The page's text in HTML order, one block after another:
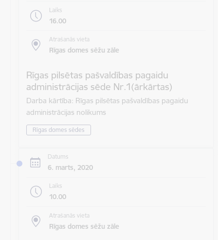
Laiks
16.00
Atrašanās vieta
Rīgas domes sēžu zāle
Rīgas pilsētas pašvaldības pagaidu
administrācijas sēde Nr.1(ārkārtas)
Darba kārtība: Rīgas pilsētas pašvaldības pagaidu
administrācijas nolikums
Rīgas domes sēdes
Datums
6. marts, 2020
Laiks
10.00
Atrašanās vieta
Rīgas domes sēžu zāle